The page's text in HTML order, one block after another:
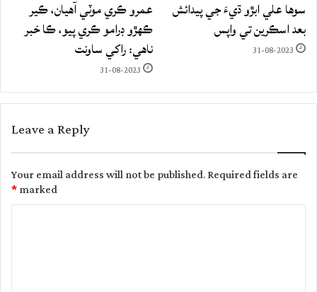
سوها علي ابڙو ڌيءَ جي پيدائش
بعد اسڪرين تي واپس
31-08-2023
عمرو ڪري موٽي آهيان، ڪير
ڪهڙو ڊرامو ڪري پيو، ڪا خبر
ناهي: راکي ساونت
31-08-2023
Leave a Reply
Your email address will not be published.Required fields are
marked
*